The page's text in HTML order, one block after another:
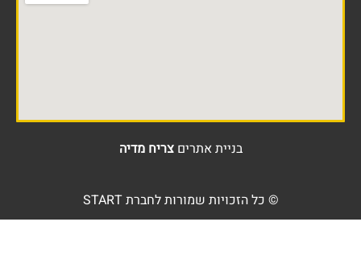
בניית אתריםצריח מדיה
© כל הזכויות שמורות לחברת START